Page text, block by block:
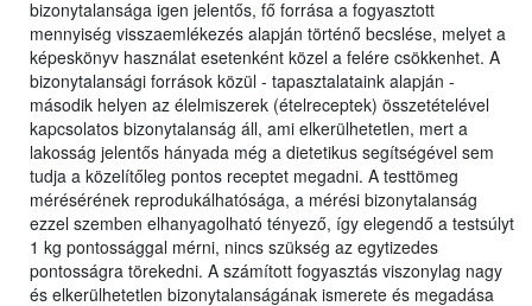
bizonytalansága igen jelentős, fő forrása a fogyasztott
mennyiség visszaemlékezés alapján történő becslése, melyet a
képeskönyv használat esetenként közel a felére csökkenhet. A
bizonytalansági források közül - tapasztalataink alapján -
második helyen az élelmiszerek (ételreceptek) összetételével
kapcsolatos bizonytalanság áll, ami elkerülhetetlen, mert a
lakosság jelentős hányada még a dietetikus segítségével sem
tudja a közelítőleg pontos receptet megadni. A testtömeg
mérésérének reprodukálhatósága, a mérési bizonytalanság
ezzel szemben elhanyagolható tényező, így elegendő a testsúlyt
1 kg pontossággal mérni, nincs szükség az egytizedes
pontosságra törekedni. A számított fogyasztás viszonylag nagy
és elkerülhetetlen bizonytalanságának ismerete és megadása